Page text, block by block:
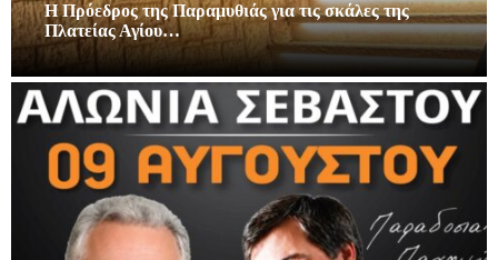
Η Πρόεδρος της Παραμυθιάς για τις σκάλες της
Πλατείας Αγίου…